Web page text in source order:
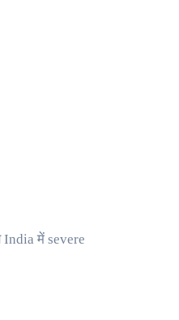
India में severe